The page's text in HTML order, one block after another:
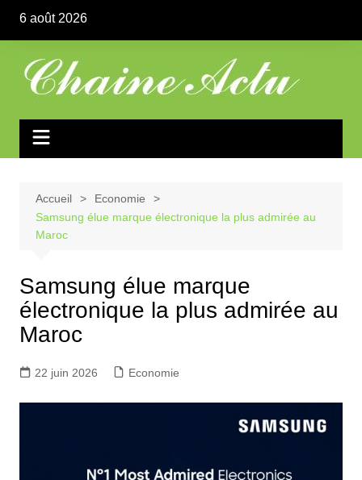
contenu
6 août 2026
Accueil
Economie
Samsung élue marque électronique la plus admirée au
Maroc
Samsung élue marque
électronique la plus admirée au
Maroc
22 juin 2026 Economie